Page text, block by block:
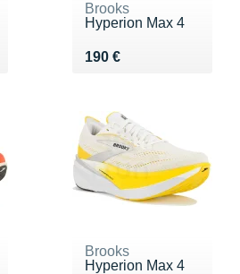
Brooks
Hyperion Max 4
190 €
Vendu 190 €
Brooks
Hyperion Max 4